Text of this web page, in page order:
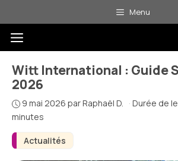
au
contenu
Menu
Menu
Actualités
Witt International : Guide
2026
9 mai 2026 parRaphaël D. · Durée de
minutes